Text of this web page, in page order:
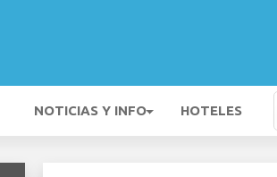
NOTICIAS Y INFO HOTELES